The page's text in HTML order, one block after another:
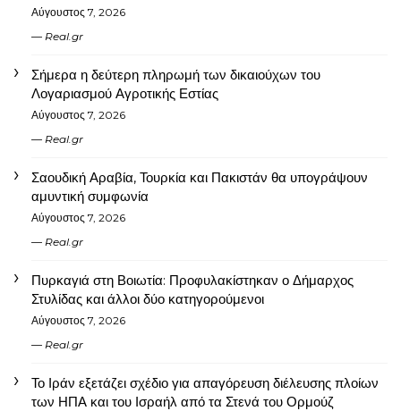
Αύγουστος 7, 2026
Real.gr
Σήμερα η δεύτερη πληρωμή των δικαιούχων του
Λογαριασμού Αγροτικής Εστίας
Αύγουστος 7, 2026
Real.gr
Σαουδική Αραβία, Τουρκία και Πακιστάν θα υπογράψουν
αμυντική συμφωνία
Αύγουστος 7, 2026
Real.gr
Πυρκαγιά στη Βοιωτία: Προφυλακίστηκαν ο Δήμαρχος
Στυλίδας και άλλοι δύο κατηγορούμενοι
Αύγουστος 7, 2026
Real.gr
Το Ιράν εξετάζει σχέδιο για απαγόρευση διέλευσης πλοίων
των ΗΠΑ και του Ισραήλ από τα Στενά του Ορμούζ